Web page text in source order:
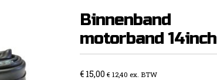
Binnenband
motorband 14inch
€15,00 € 12,40 ex. BTW